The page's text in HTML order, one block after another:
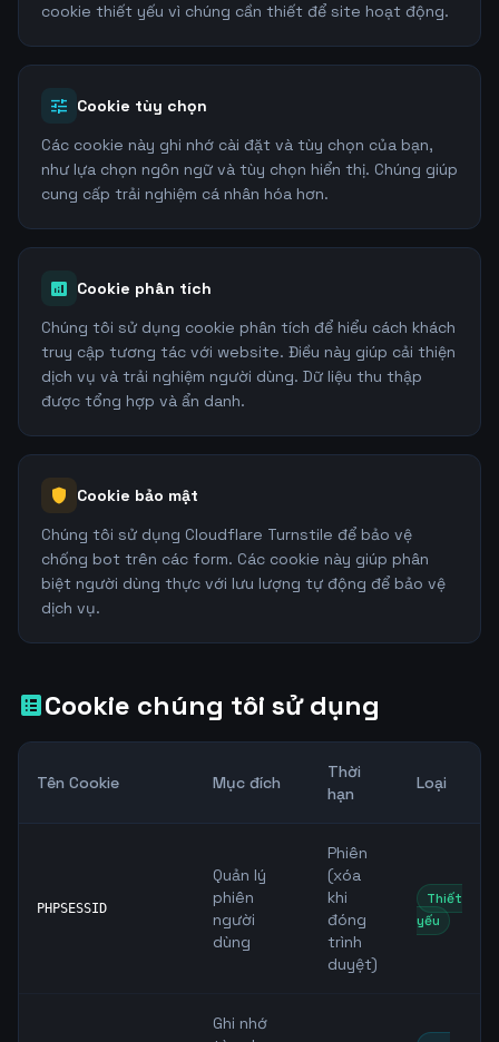
cookie thiết yếu vì chúng cần thiết để site hoạt động.
tune Cookie tùy chọn
Các cookie này ghi nhớ cài đặt và tùy chọn của bạn,
như lựa chọn ngôn ngữ và tùy chọn hiển thị. Chúng giúp
cung cấp trải nghiệm cá nhân hóa hơn.
analytics Cookie phân tích
Chúng tôi sử dụng cookie phân tích để hiểu cách khách
truy cập tương tác với website. Điều này giúp cải thiện
dịch vụ và trải nghiệm người dùng. Dữ liệu thu thập
được tổng hợp và ẩn danh.
shield
Cookie bảo mật
Chúng tôi sử dụng Cloudflare Turnstile để bảo vệ
chống bot trên các form. Các cookie này giúp phân
biệt người dùng thực với lưu lượng tự động để bảo vệ
dịch vụ.
list_altCookie chúng tôi sử dụng
Tên Cookie Mục đích
Thời
hạn
Loại
PHPSESSID
Quản lý
phiên
người
dùng
Phiên
(xóa
khi
đóng
trình
duyệt)
Thiết
yếu
Ghi nhớ